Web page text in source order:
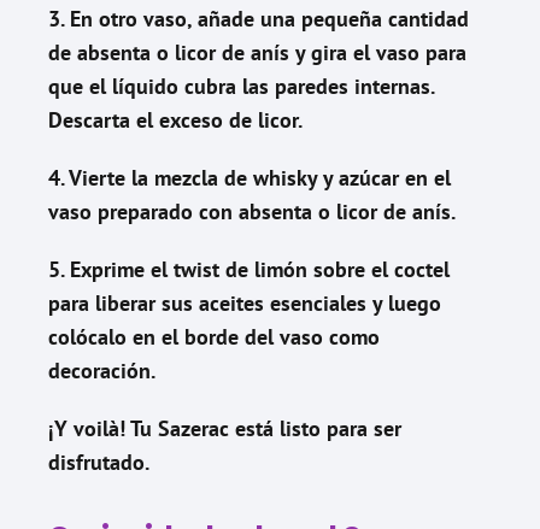
3. En otro vaso, añade una pequeña cantidad
de absenta o licor de anís y gira el vaso para
que el líquido cubra las paredes internas.
Descarta el exceso de licor.
4. Vierte la mezcla de whisky y azúcar en el
vaso preparado con absenta o licor de anís.
5. Exprime el twist de limón sobre el coctel
para liberar sus aceites esenciales y luego
colócalo en el borde del vaso como
decoración.
¡Y voilà! Tu Sazerac está listo para ser
disfrutado.